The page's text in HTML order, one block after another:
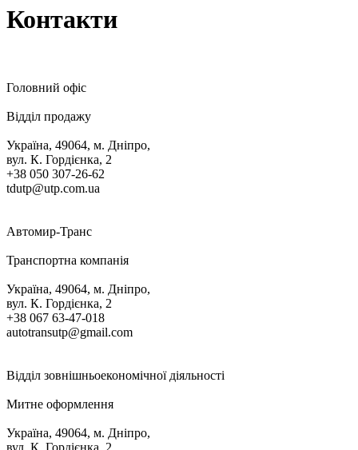
Контакти
Головний офіс
Відділ продажу
Україна, 49064, м. Дніпро,
вул. К. Гордієнка, 2
+38 050 307-26-62
tdutp@utp.com.ua
Автомир-Транс
Транспортна компанія
Україна, 49064, м. Дніпро,
вул. К. Гордієнка, 2
+38 067 63-47-018
autotransutp@gmail.com
Відділ зовнішньоекономічної діяльності
Митне оформлення
Україна, 49064, м. Дніпро,
вул. К. Гордієнка, 2